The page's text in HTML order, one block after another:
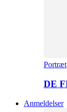
Portræt
DE
Anmeldelser